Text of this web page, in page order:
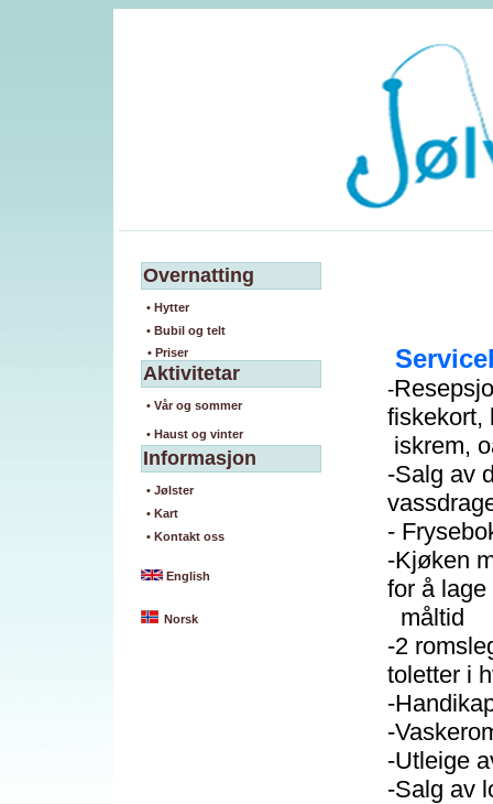
Overnatting
• Hytter
• Bubil og telt
• Priser
Aktivitetar
• Vår og sommer
• Haust og vinter
Informasjon
• Jølster
• Kart
• Kontakt oss
English
Norsk
-
fiskekort,
iskrem,
-Salg av
-
-Kjøken
for å lage
måltid
-2
toletter i
-
-
-Utleige
-Salg av